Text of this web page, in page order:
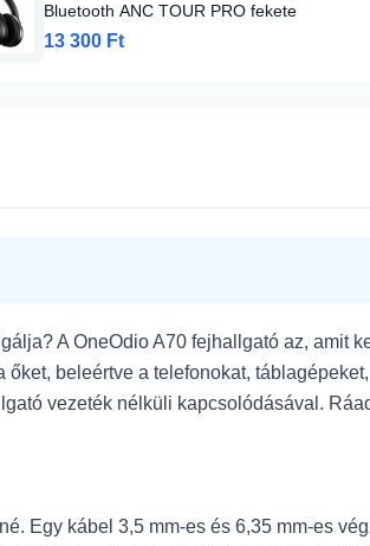
Bluetooth ANC TOUR PRO fekete
13 300 Ft
A OneOdio A70 fejhallgató az, amit
beleértve a telefonokat,
vezeték nélküli kapcsolódásával.
Egy kábel 3,5 mm-es és 6,35 mm-es